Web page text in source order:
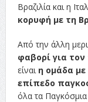
Βραζιλία και η
κορυφή με τη
Από την άλλη
φαβορί για τον
είναι η ομάδα με
επίπεδο
όλα τα